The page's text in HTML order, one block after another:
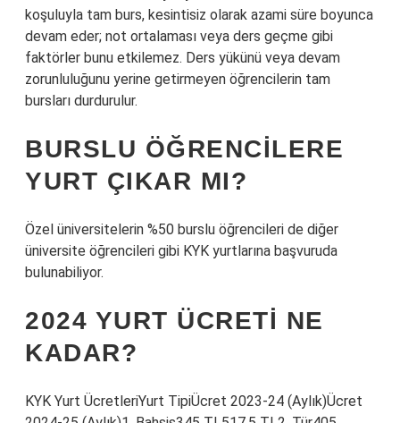
koşuluyla tam burs, kesintisiz olarak azami süre boyunca
devam eder; not ortalaması veya ders geçme gibi
faktörler bunu etkilemez. Ders yükünü veya devam
zorunluluğunu yerine getirmeyen öğrencilerin tam
bursları durdurulur.
BURSLU ÖĞRENCILERE
YURT ÇIKAR MI?
Özel üniversitelerin %50 burslu öğrencileri de diğer
üniversite öğrencileri gibi KYK yurtlarına başvuruda
bulunabiliyor.
2024 YURT ÜCRETI NE
KADAR?
KYK Yurt ÜcretleriYurt TipiÜcret 2023-24 (Aylık)Ücret